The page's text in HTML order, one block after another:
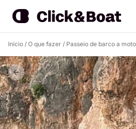
Início / O que fazer / Passeio de barco a